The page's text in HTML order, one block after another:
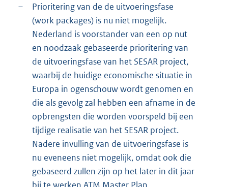
–
Prioritering van de de uitvoeringsfase
(work packages) is nu niet mogelijk.
Nederland is voorstander van een op nut
en noodzaak gebaseerde prioritering van
de uitvoeringsfase van het SESAR project,
waarbij de huidige economische situatie in
Europa in ogenschouw wordt genomen en
die als gevolg zal hebben een afname in de
opbrengsten die worden voorspeld bij een
tijdige realisatie van het SESAR project.
Nadere invulling van de uitvoeringsfase is
nu eveneens niet mogelijk, omdat ook die
gebaseerd zullen zijn op het later in dit jaar